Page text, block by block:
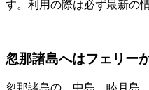
す。利用の際は必ず最新の
忽那諸島へはフェリー